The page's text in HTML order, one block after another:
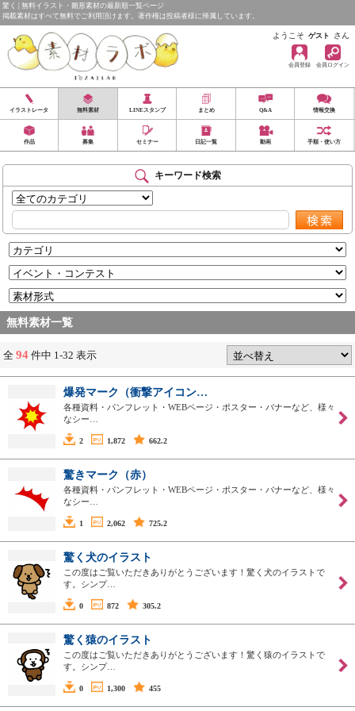
驚く | 無料イラスト・雛形素材の最新順一覧ページ
掲載素材はすべて無料でご利用頂けます。著作権は投稿者様に帰属しています。
ようこそ ゲスト さん
会員登録 会員ログイン
イラストレータ 無料素材 LINEスタンプ まとめ Q&A 情報交換
作品 募集 セミナー 日記一覧 動画 手順・使い方
キーワード検索
無料素材一覧
全 94 件中 1-32 表示
爆発マーク（衝撃アイコン…
各種資料・パンフレット・WEBページ・ポスター・バナーなど、様々
なシー…
2 1,872 662.2
驚きマーク（赤）
各種資料・パンフレット・WEBページ・ポスター・バナーなど、様々
なシー…
1 2,062 725.2
驚く犬のイラスト
この度はご覧いただきありがとうございます！驚く犬のイラストで
す。シンプ…
0 872 305.2
驚く猿のイラスト
この度はご覧いただきありがとうございます！驚く猿のイラストで
す。シンプ…
0 1,300 455